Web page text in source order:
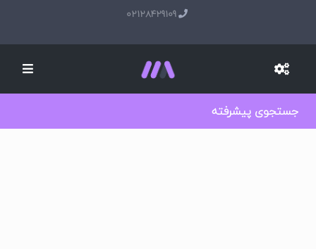
02128429109
جستجوی پیشرفته